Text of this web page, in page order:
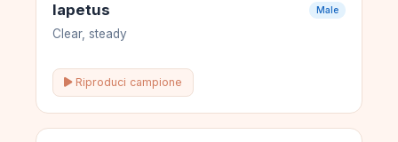
Iapetus Male
Clear, steady
Riproduci campione